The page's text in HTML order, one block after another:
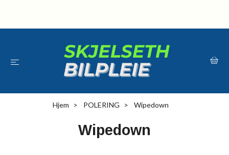
Hjem POLERING Wipedown
Wipedown